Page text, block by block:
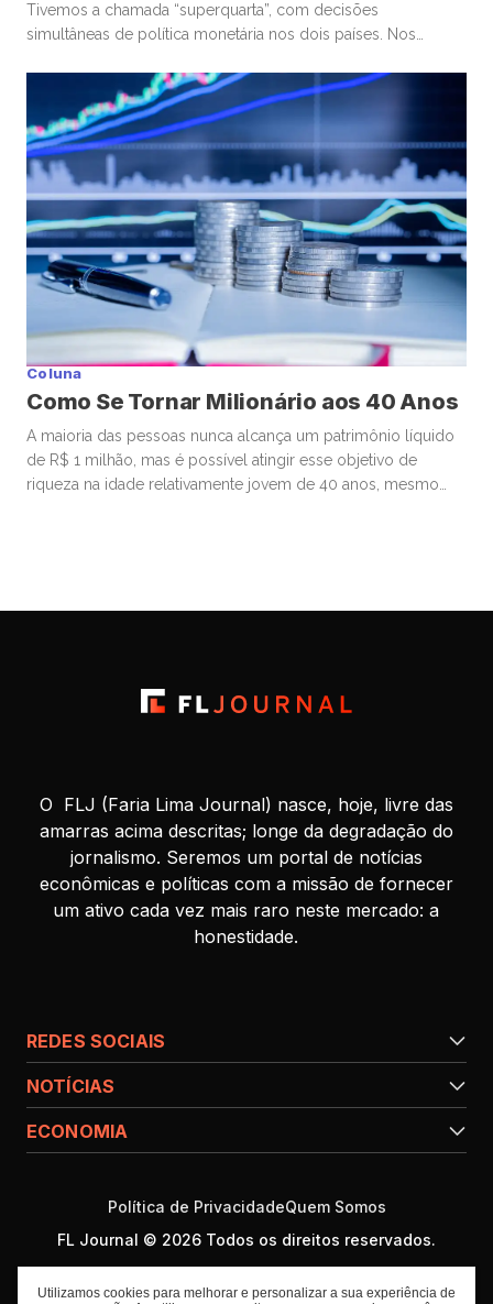
Tivemos a chamada “superquarta”, com decisões
simultâneas de política monetária nos dois países. Nos
de juros. No Brasil, o Banco Central seguiu um caminho
diferente, com um corte marginal, bastante conservador.
Começando pelos Estados Unidos, o ponto […]
Coluna
Como Se Tornar Milionário aos 40 Anos
A maioria das pessoas nunca alcança um patrimônio líquido
de R$ 1 milhão, mas é possível atingir esse objetivo de
riqueza na idade relativamente jovem de 40 anos, mesmo
O FLJ (Faria Lima Journal) nasce, hoje, livre das
amarras acima descritas; longe da degradação do
jornalismo. Seremos um portal de notícias
econômicas e políticas com a missão de fornecer
um ativo cada vez mais raro neste mercado: a
honestidade.
REDES SOCIAIS
NOTÍCIAS
ECONOMIA
FL Journal © 2026 Todos os direitos reservados.
Política de PrivacidadeQuem Somos
Utilizamos cookies para melhorar e personalizar a sua experiência de